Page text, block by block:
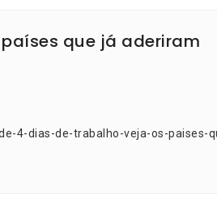
que já aderiram
4-dias-de-trabalho-veja-os-paises-